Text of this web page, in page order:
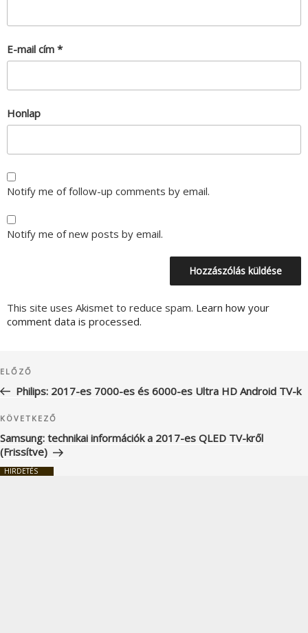
E-mail cím *
Honlap
Notify me of follow-up comments by email.
Notify me of new posts by email.
This site uses Akismet to reduce spam. Learn how your
comment data is processed.
navigáció
Korábbi
bejegyzés
ELŐZŐ
Philips: 2017-es 7000-es és 6000-es Ultra HD Android TV-k
Következő
bejegyzés
KÖVETKEZŐ
Samsung: technikai információk a 2017-es QLED TV-kről
(Frissítve)
HIRDETÉS